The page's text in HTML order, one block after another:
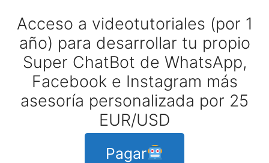
Acceso a videotutoriales (por 1
año) para desarrollar tu propio
Super ChatBot de WhatsApp,
Facebook e Instagram más
asesoría personalizada por 25
EUR/USD
Pagar